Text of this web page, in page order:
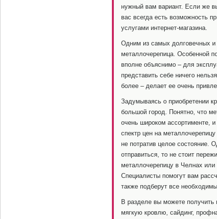
нужный вам вариант. Если же
вас всегда есть возможность
услугами интернет-магазина.
Одним из самых долговечных и
металлочерепица. Особенной
вполне объяснимо – для
представить себе ничего
более – делает ее очень
Задумываясь о приобретении
большой город. Понятно, что
очень широком ассортименте,
спектр цен на
не потратив целое состояние.
отправиться, то не стоит
металлочерепицу в Челнах
Специалисты помогут вам
также подберут все
В разделе вы можете
мягкую кровлю, сайдинг,